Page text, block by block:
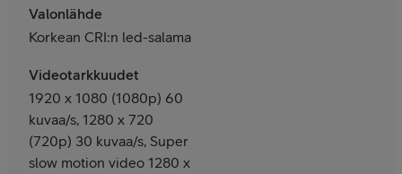
Valonlähde
Korkean CRI:n led-salama
Videotarkkuudet
1920 x 1080 (1080p) 60
kuvaa/s, 1280 x 720
(720p) 30 kuvaa/s, Super
slow motion video 1280 x